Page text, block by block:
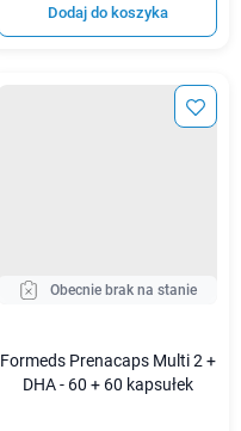
Dodaj do koszyka
Obecnie brak na stanie
Formeds Prenacaps Multi 2 +
DHA - 60 + 60 kapsułek